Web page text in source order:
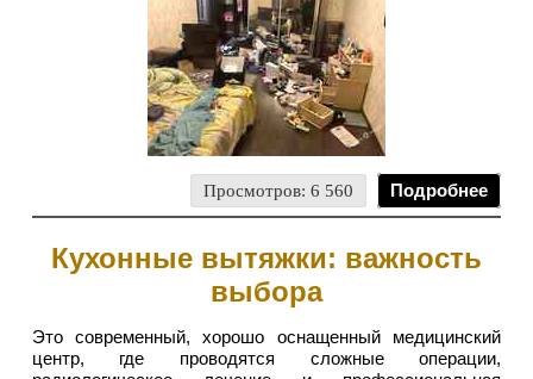
Просмотров: 6 560 Подробнее
Кухонные вытяжки: важность
выбора
Это современный, хорошо оснащенный медицинский
центр, где проводятся сложные операции,